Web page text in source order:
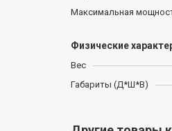
Максимальная
Физические
Вес
Габариты (Д*Ш*В)